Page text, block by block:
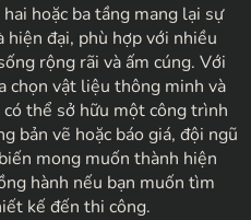
hoặc ba tầng mang lại sự
đại, phù hợp với nhiều
rộng rãi và ấm cúng. Với
chọn vật liệu thông minh và
thể sở hữu một công trình
bản vẽ hoặc báo giá, đội ngũ
mong muốn thành hiện
hành nếu bạn muốn tìm
kế đến thi công.